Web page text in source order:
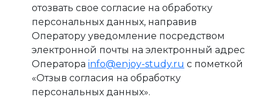
отозвать свое согласие на обработку
персональных данных, направив
Оператору уведомление посредством
электронной почты на электронный адрес
Оператора info@enjoy-study.ru с пометкой
«Отзыв согласия на обработку
персональных данных».